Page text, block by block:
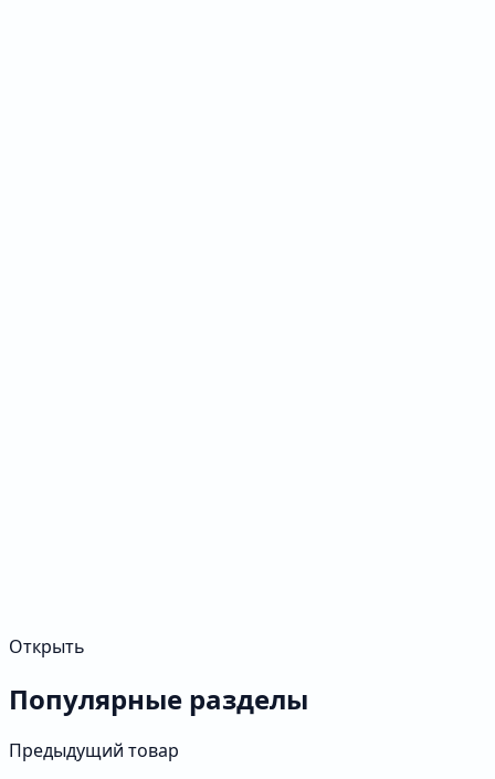
Открыть
Популярные разделы
Предыдущий товар